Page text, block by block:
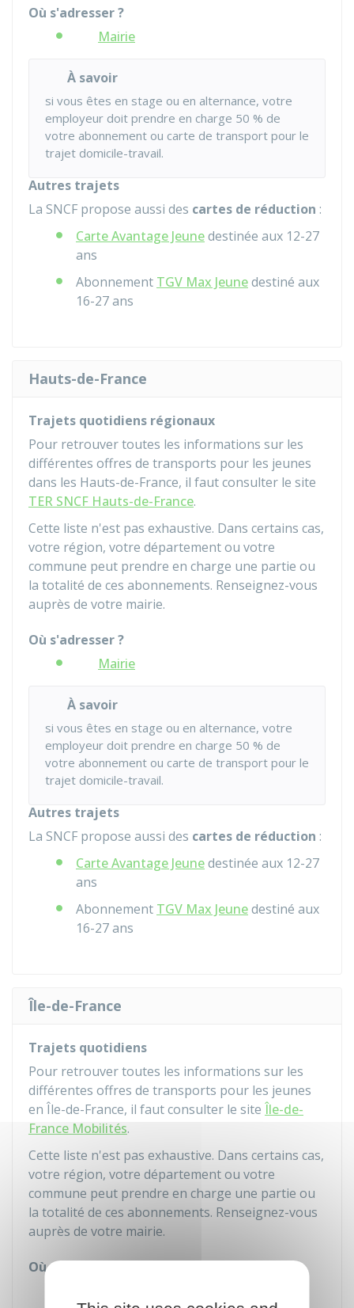
Où s'adresser ?
Mairie
À savoir
si vous êtes en stage ou en alternance, votre
employeur doit prendre en charge 50 % de
votre abonnement ou carte de transport pour le
trajet domicile-travail.
Autres trajets
La SNCF propose aussi des cartes de réduction :
Carte Avantage Jeunedestinée aux 12-27
ans
Abonnement TGV Max Jeunedestiné aux
16-27 ans
Hauts-de-France
Trajets quotidiens régionaux
Pour retrouver toutes les informations sur les
différentes offres de transports pour les jeunes
dans les Hauts-de-France, il faut consulter le site
TER SNCF Hauts-de-France.
Cette liste n'est pas exhaustive. Dans certains cas,
votre région, votre département ou votre
commune peut prendre en charge une partie ou
la totalité de ces abonnements. Renseignez-vous
auprès de votre mairie.
Où s'adresser ?
Mairie
À savoir
si vous êtes en stage ou en alternance, votre
employeur doit prendre en charge 50 % de
votre abonnement ou carte de transport pour le
trajet domicile-travail.
Autres trajets
La SNCF propose aussi des cartes de réduction :
Carte Avantage Jeunedestinée aux 12-27
ans
Abonnement TGV Max Jeunedestiné aux
16-27 ans
Île-de-France
Trajets quotidiens
Pour retrouver toutes les informations sur les
différentes offres de transports pour les jeunes
en Île-de-France, il faut consulter le site Île-de-
France Mobilités.
Cette liste n'est pas exhaustive. Dans certains cas,
votre région, votre département ou votre
commune peut prendre en charge une partie ou
la totalité de ces abonnements. Renseignez-vous
auprès de votre mairie.
Où s'adresser ?